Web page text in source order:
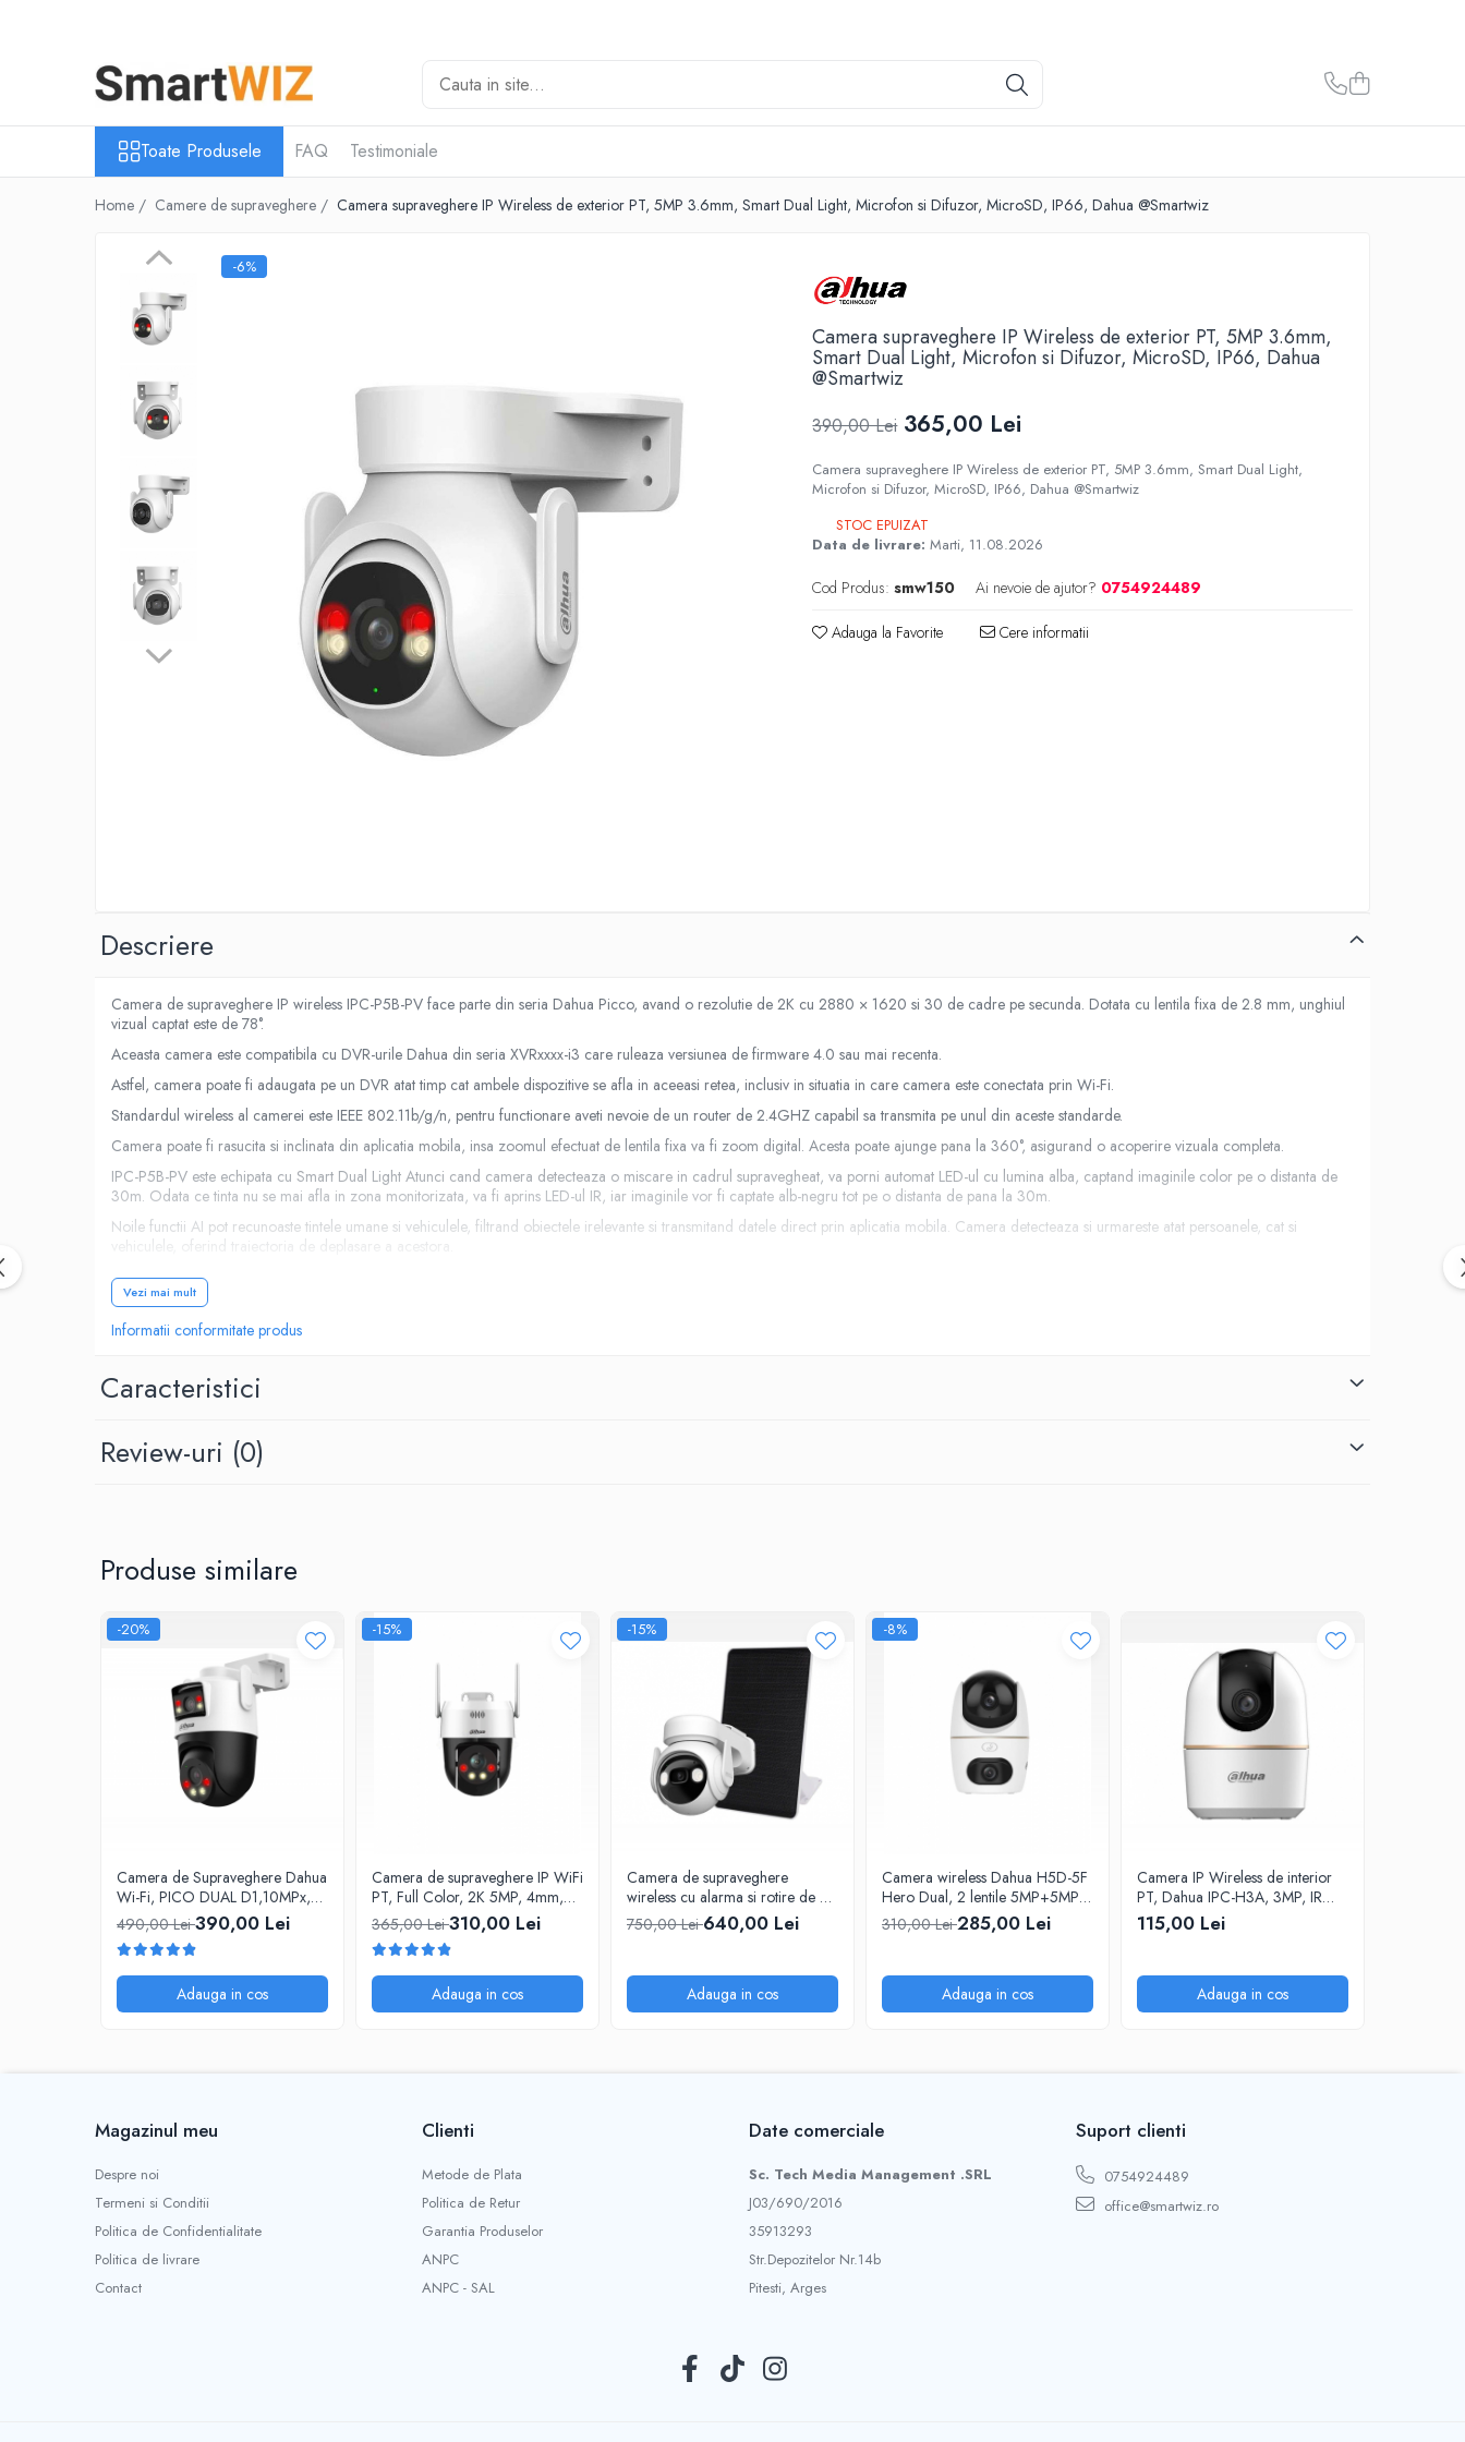
Toate Produsele
Camere de supraveghere
Prize Inteligente
Telecomenzi Inteligente
Toate Produsele FAQ Testimoniale
Home / Camere de supraveghere / Camera supraveghere IP Wireless de exterior PT, 5MP 3.6mm, Smart Dual Light, Microfon si Difuzor, MicroSD, IP66, Dahua @Smartwiz
Camera supraveghere IP Wireless de exterior PT, 5MP 3.6mm,
Smart Dual Light, Microfon si Difuzor, MicroSD, IP66, Dahua
@Smartwiz
-6%
390,00 Lei 365,00 Lei
Camera supraveghere IP Wireless de exterior PT, 5MP 3.6mm, Smart Dual Light,
Microfon si Difuzor, MicroSD, IP66, Dahua @Smartwiz
STOC EPUIZAT
Data de livrare: Marti, 11.08.2026
Cod Produs: smw150 Ai nevoie de ajutor? 0754924489
Adauga la Favorite Cere informatii
Descriere
Camera de supraveghere IP wireless IPC-P5B-PV face parte din seria Dahua Picco, avand o rezolutie de 2K cu 2880 × 1620 si 30 de cadre pe secunda. Dotata cu lentila fixa de 2.8 mm, unghiul
vizual captat este de 78°.
Aceasta camera este compatibila cu DVR-urile Dahua din seria XVRxxxx-i3 care ruleaza versiunea de firmware 4.0 sau mai recenta.
Astfel, camera poate fi adaugata pe un DVR atat timp cat ambele dispozitive se afla in aceeasi retea, inclusiv in situatia in care camera este conectata prin Wi-Fi.
Standardul wireless al camerei este IEEE 802.11b/g/n, pentru functionare aveti nevoie de un router de 2.4GHZ capabil sa transmita pe unul din aceste standarde.
Camera poate fi rasucita si inclinata din aplicatia mobila, insa zoomul efectuat de lentila fixa va fi zoom digital. Acesta poate ajunge pana la 360°, asigurand o acoperire vizuala completa.
IPC-P5B-PV este echipata cu Smart Dual Light Atunci cand camera detecteaza o miscare in cadrul supravegheat, va porni automat LED-ul cu lumina alba, captand imaginile color pe o distanta de
30m. Odata ce tinta nu se mai afla in zona monitorizata, va fi aprins LED-ul IR, iar imaginile vor fi captate alb-negru tot pe o distanta de pana la 30m.
Noile functii AI pot recunoaste tintele umane si vehiculele, filtrand obiectele irelevante si transmitand datele direct prin aplicatia mobila. Camera detecteaza si urmareste atat persoanele, cat si
vehiculele, oferind traiectoria de deplasare a acestora.
Camera dispune de alarma optica si sonora. Astfel, dupa detectarea unei intruziuni, aceasta declanseaza alarme sonore si luminoase si apoi transmite instantaneu informatiile esentiale despre
intruziune catre aplicatie, mentinandu-te informat indiferent de locatia
Datorita microfonului si difuzorului incorporate, camera va permite sa purtati convorbiri bidirectionale cu persoanele aflate in spatiul supravegheat.
Datorita slotului pentru card aceasta camera poate stoca imaginile local direct pe un card MicroSD cu o capacitate de pana la 256 GB.
Vezi mai mult
Informatii conformitate produs
Caracteristici
Review-uri (0)
Produse similare
-20%
Camera de Supraveghere Dahua
Wi-Fi, PICO DUAL D1,10MPx,
Dome, IP, PT, Iluminare duala,
Alarma, Slot microSD, IP66
@SmartWIz
490,00 Lei390,00 Lei
Adauga in cos
-15%
Camera de supraveghere IP WiFi
PT, Full Color, 2K 5MP, 4mm,
Iluminare duala 30m, Alarma
acustica si optica, MicroSD,
Dahua
365,00 Lei310,00 Lei
Adauga in cos
-15%
Camera de supraveghere
wireless cu alarma si rotire de pe
telefon Imou Cell PT 4G 2,
panou solar 5W, baterie, 3MP,
750,00 Lei640,00 Lei
Adauga in cos
-8%
Camera wireless Dahua H5D-5F
Hero Dual, 2 lentile 5MP+5MP,
IR si LED alb, Alarma, Audio
bidirectional, Wi-Fi 6, IPC-H5D-
310,00 Lei285,00 Lei
Adauga in cos
Camera IP Wireless de interior
PT, Dahua IPC-H3A, 3MP, IR
10m, Wi-Fi6, microfon si
difuzor, slot MicroSD, detectie
115,00 Lei
Adauga in cos
Magazinul meu
Despre noi
Termeni si Conditii
Politica de Confidentialitate
Politica de livrare
Contact
Clienti
Metode de Plata
Politica de Retur
Garantia Produselor
ANPC
ANPC - SAL
Date comerciale
Sc. Tech Media Management .SRL
J03/690/2016
35913293
Str.Depozitelor Nr.14b
Pitesti, Arges
Suport clienti
0754924489
office@smartwiz.ro